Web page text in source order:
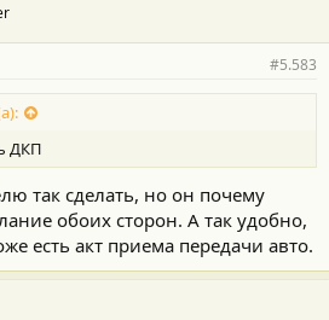
#5.583
ДКП
так сделать, но он почему
обоих сторон. А так удобно,
есть акт приема передачи авто.